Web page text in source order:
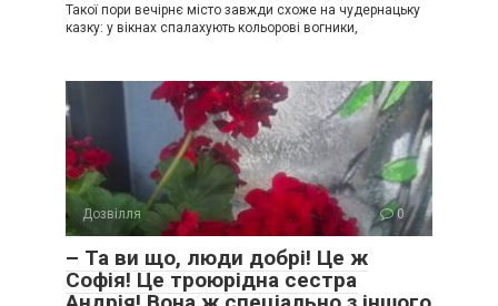
Такої пори вечірнє місто завжди схоже на чудернацьку
казку: у вікнах спалахують кольорові вогники,
Дозвілля 0
– Та ви що, люди добрі! Це ж
Софія! Це троюрідна сестра